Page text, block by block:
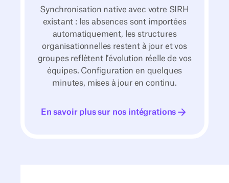
Synchronisation native avec votre SIRH
existant : les absences sont importées
automatiquement, les structures
organisationnelles restent à jour et vos
groupes reflètent l’évolution réelle de vos
équipes. Configuration en quelques
minutes, mises à jour en continu.
En savoir plus sur nos intégrations
En savoir plus sur nos intégrations